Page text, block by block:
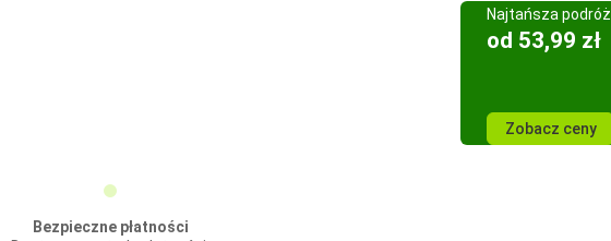
Najtańsza podróż
od 53,99 zł
Zobacz ceny
Bezpieczne płatności